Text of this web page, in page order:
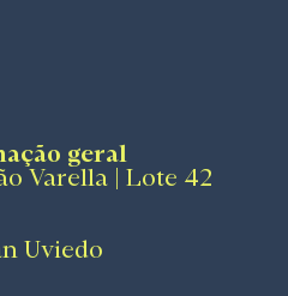
geral
Varella | Lote 42
Uviedo